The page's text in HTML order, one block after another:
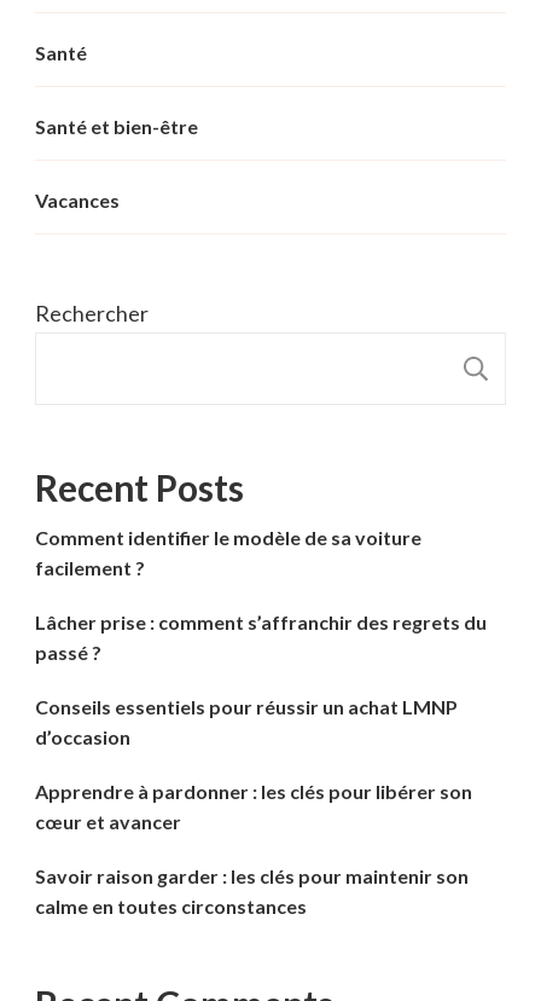
Santé
Santé et bien-être
Vacances
Rechercher
Recent Posts
Comment identifier le modèle de sa voiture
facilement ?
Lâcher prise : comment s’affranchir des regrets du
passé ?
Conseils essentiels pour réussir un achat LMNP
d’occasion
Apprendre à pardonner : les clés pour libérer son
cœur et avancer
Savoir raison garder : les clés pour maintenir son
calme en toutes circonstances